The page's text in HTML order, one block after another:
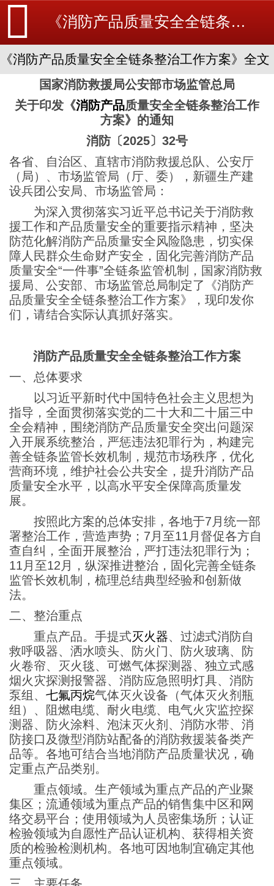
《消防产品质量安全全链条整治工作方案》全文-工程新闻-消防设备安装_北京探测器清洗_江苏消防改造维修-苏州消防工程施工安装公司-
《消防产品质量安全全链条整治工作方案》全文
国家消防救援局公安部市场监管总局
关于印发《消防产品质量安全全链条整治工作
方案》的通知
消防〔2025〕32号
各省、自治区、直辖市消防救援总队、公安厅
（局）、市场监管局（厅、委），新疆生产建
设兵团公安局、市场监管局：
为深入贯彻落实习近平总书记关于消防救
援工作和产品质量安全的重要指示精神，坚决
防范化解消防产品质量安全风险隐患，切实保
障人民群众生命财产安全，固化完善消防产品
质量安全“一件事”全链条监管机制，国家消防救
援局、公安部、市场监管总局制定了《消防产
品质量安全全链条整治工作方案》，现印发你
们，请结合实际认真抓好落实。
消防产品质量安全全链条整治工作方案
一、总体要求
以习近平新时代中国特色社会主义思想为
指导，全面贯彻落实党的二十大和二十届三中
全会精神，围绕消防产品质量安全突出问题深
入开展系统整治，严惩违法犯罪行为，构建完
善全链条监管长效机制，规范市场秩序，优化
营商环境，维护社会公共安全，提升消防产品
质量安全水平，以高水平安全保障高质量发
展。
按照此方案的总体安排，各地于7月统一部
署整治工作，营造声势；7月至11月督促各方自
查自纠，全面开展整治，严打违法犯罪行为；
11月至12月，纵深推进整治，固化完善全链条
监管长效机制，梳理总结典型经验和创新做
法。
二、整治重点
重点产品。手提式灭火器、过滤式消防自
救呼吸器、洒水喷头、防火门、防火玻璃、防
火卷帘、灭火毯、可燃气体探测器、独立式感
烟火灾探测报警器、消防应急照明灯具、消防
泵组、 七氟丙烷气体灭火设备（气体灭火剂瓶
组）、阻燃电缆、耐火电缆、电气火灾监控探
测器、防火涂料、泡沫灭火剂、消防水带、消
防接口及微型消防站配备的消防救援装备类产
品等。各地可结合当地消防产品质量状况，确
定重点产品类别。
重点领域。生产领域为重点产品的产业聚
集区；流通领域为重点产品的销售集中区和网
络交易平台；使用领域为人员密集场所；认证
检验领域为自愿性产品认证机构、获得相关资
质的检验检测机构。各地可因地制宜确定其他
重点领域。